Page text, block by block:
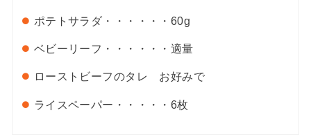
ポテトサラダ・・・・・・ 60g
ベビーリーフ・・・・・・ 適量
ローストビーフのタレ お好みで
ライスペーパー・・・・・ 6枚